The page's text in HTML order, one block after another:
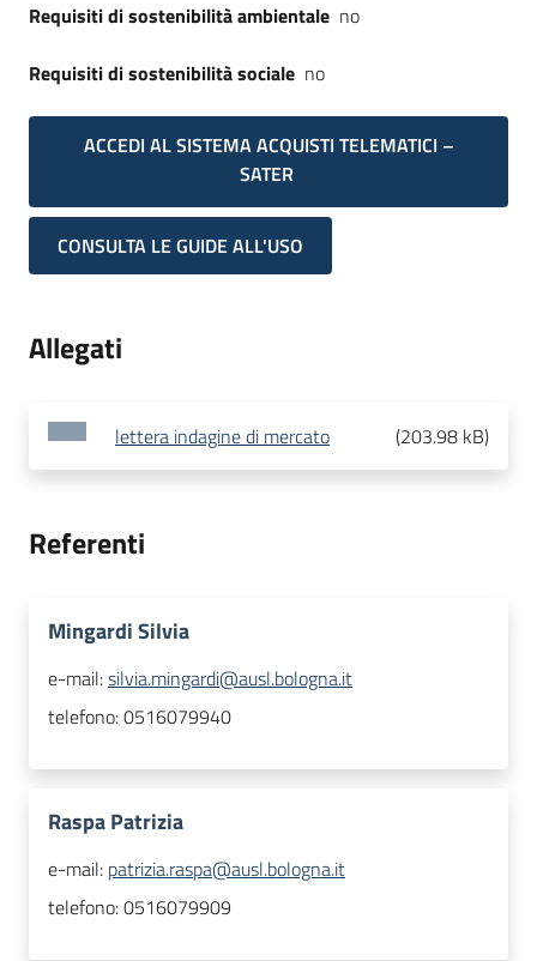
Requisiti di sostenibilità ambientale no
Requisiti di sostenibilità sociale no
ACCEDI AL SISTEMA ACQUISTI TELEMATICI –
SATER
CONSULTA LE GUIDE ALL'USO
Allegati
lettera indagine di mercato (203.98 kB)
Referenti
Mingardi Silvia
e-mail:silvia.mingardi@ausl.bologna.it
telefono:0516079940
Raspa Patrizia
e-mail: patrizia.raspa@ausl.bologna.it
telefono:0516079909